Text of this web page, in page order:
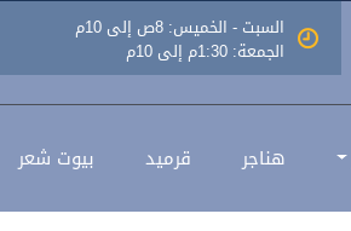
السبت - الخميس: 8ص إلى 10م
الجمعة: 1:30م إلى 10م
هناجر قرميد بيوت شعر